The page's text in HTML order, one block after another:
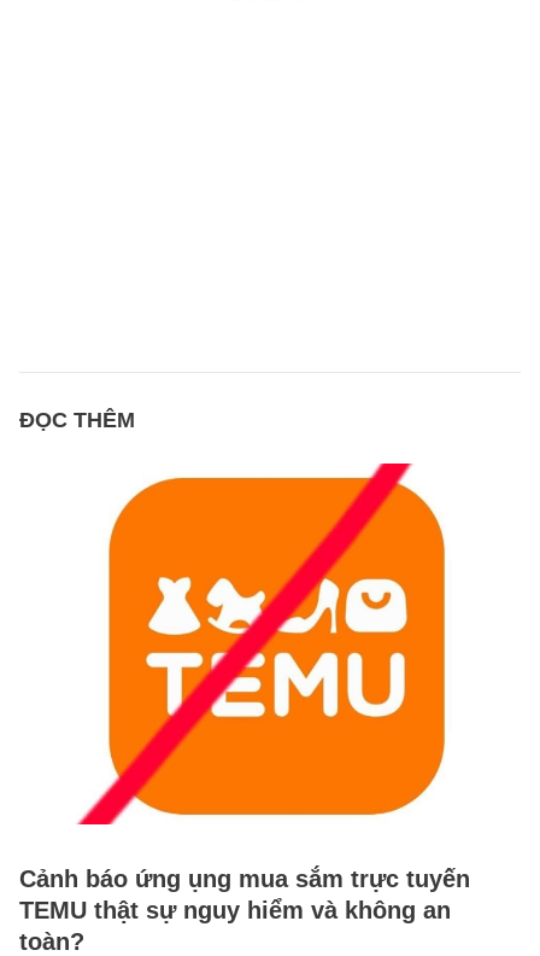
ĐỌC THÊM
Cảnh báo ứng ụng mua sắm trực tuyến
TEMU thật sự nguy hiểm và không an
toàn?